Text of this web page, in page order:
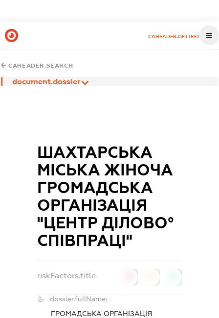
CAHEADER.GETTEST
CAHEADER.SEARCH
document.dossier
ШАХТАРСЬКА
МІСЬКА ЖІНОЧА
ГРОМАДСЬКА
ОРГАНІЗАЦІЯ
"ЦЕНТР ДІЛОВО°
СПІВПРАЦІ"
riskFactors.title
dossier.fullName:
ГРОМАДСЬКА ОРГАНІЗАЦІЯ